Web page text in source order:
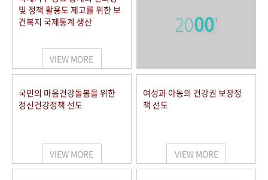
및 정책 활용도 제고를 위한 보
건복지 국제통계 생산
VIEW MORE
2000'
국민의 마음건강돌봄을 위한
정신건강정책 선도
VIEW MORE
여성과 아동의 건강권 보장정
책 선도
VIEW MORE